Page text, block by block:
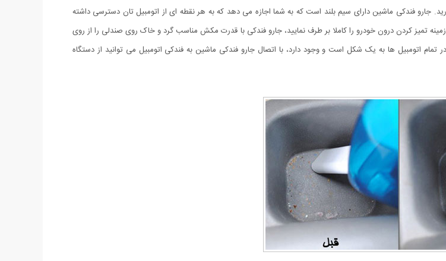
جارو فندکی ماشین دارای سیم بلند است که به شما اجازه می دهد که به هر نقطه ای از اتومبیل تان دسترسی داشته
تمیز کردن درون خودرو را کاملا بر طرف نمایید، جارو فندکی با قدرت مکش مناسب گرد و خاک روی صندلی را از روی
جارو کوچک اتومبیل همان فندکی اتومبیل (۱۲ ولت) است، که در تمام اتومبیل ها به یک شکل است و وجود دارد، با اتصال جارو فندکی ماشین به فندکی اتومبیل می توانید از دستگاه